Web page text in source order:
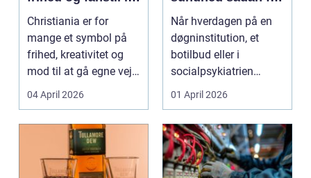
ét
Christiania er for
mange et symbol på
frihed, kreativitet og
mod til at gå egne veje.
Den samme ånd ...
04 April 2026
du den rette hjælp
Når hverdagen på en
døgninstitution, et
botilbud eller i
socialpsykiatrien
pludselig ændrer sig,
01 April 2026